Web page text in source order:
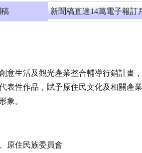
新聞稿直達14萬電子報訂
意生活及觀光產業整合輔導行銷計畫
表性作品，賦予原住民文化及相關產
象。
原住民族委員會